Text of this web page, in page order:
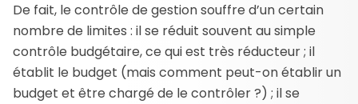
De fait, le contrôle de gestion souffre d’un certain
nombre de limites : il se réduit souvent au simple
contrôle budgétaire, ce qui est très réducteur ; il
établit le budget (mais comment peut-on établir un
budget et être chargé de le contrôler ?) ; il se